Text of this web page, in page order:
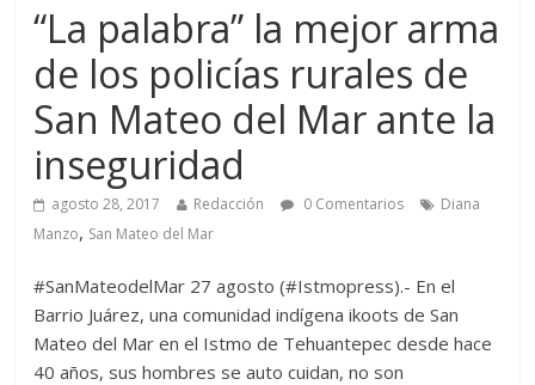
“La palabra” la mejor arma
de los policías rurales de
San Mateo del Mar ante la
inseguridad
agosto 28, 2017 Redacción 0 Comentarios
Diana
Manzo, San Mateo del Mar
#SanMateodelMar 27 agosto (#Istmopress).- En el
Barrio Juárez, una comunidad indígena ikoots de San
Mateo del Mar en el Istmo de Tehuantepec desde hace
40 años, sus hombres se auto cuidan, no son